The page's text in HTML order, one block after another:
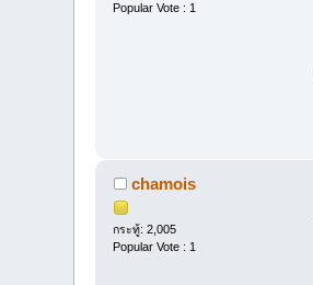
Popular Vote : 1
chamois
กระทู้: 2,005
Popular Vote : 1